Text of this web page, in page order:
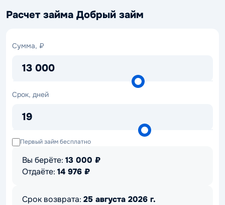
Расчет займа Добрый займ
Сумма, ₽
13 000
Сумма,
Срок, дней
19
Срок,
Первый займ бесплатно
Вы берёте: 13 000 ₽
Отдаёте: 14 976 ₽
Срок возврата: 25 августа 2026 г.